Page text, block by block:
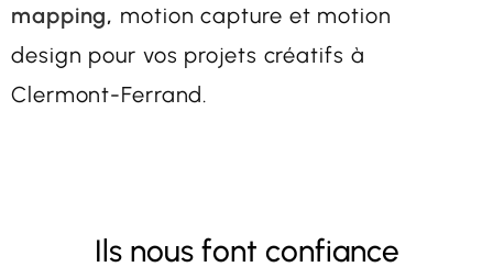
mapping, motion capture et motion
design pour vos projets créatifs à
Clermont-Ferrand.
Ils nous font confiance